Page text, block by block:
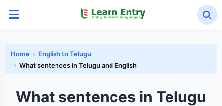
Home
English to Telugu
What sentences in Telugu and English
What sentences in Telugu